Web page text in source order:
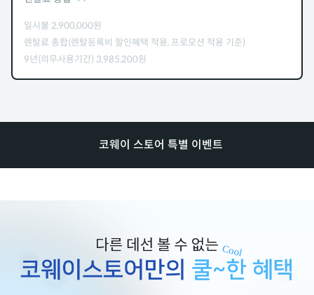
일시불 2,900,000원
렌탈료 총합(렌탈등록비 할인혜택 적용, 프로모션 적용 기준)
9년(의무사용기간) 3,985,200원
코웨이 스토어 특별 이벤트